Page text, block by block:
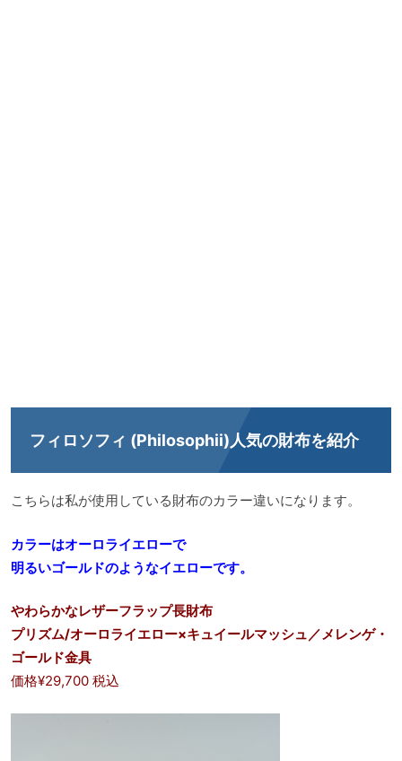
フィロソフィ (Philosophii)人気の財布を紹介
こちらは私が使用している財布のカラー違いになります。
カラーはオーロライエローで
明るいゴールドのようなイエローです。
やわらかなレザーフラップ長財布
プリズム/オーロライエロー×キュイールマッシュ／メレンゲ・
ゴールド金具
価格¥29,700 税込